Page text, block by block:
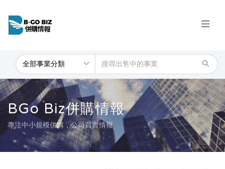
BGo Biz併購情報
專注中小規模併購，公司買賣情報